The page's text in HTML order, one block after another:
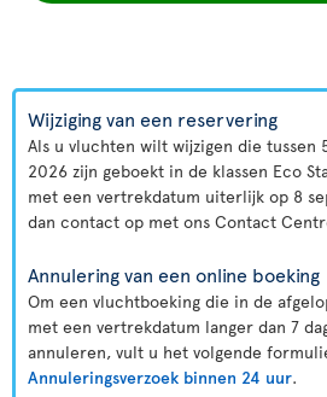
Wijziging van een reservering
Als u vluchten wilt wijzigen die tussen
2026 zijn geboekt in de klassen Eco
met een vertrekdatum uiterlijk op 8
dan contact op met ons Contact
Annulering van een online boeking
Om een vluchtboeking die in de
met een vertrekdatum langer dan 7
annuleren, vult u het volgende
Annuleringsverzoek binnen 24 uur.